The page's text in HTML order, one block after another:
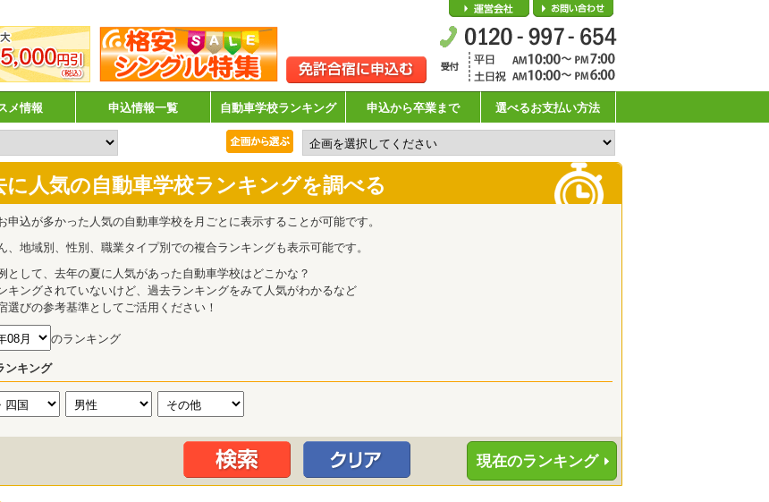
会社概要
メ情報 申込情報一覧 自動車学校ランキング 申込から卒業まで 選べるお支払い方法
に人気の自動車学校ランキングを調べる
申込が多かった人気の自動車学校を月ごとに表示することが可能です。
、地域別、性別、職業タイプ別での複合ランキングも表示可能です。
として、去年の夏に人気があった自動車学校はどこかな？
キングされていないけど、過去ランキングをみて人気がわかるなど
選びの参考基準としてご活用ください！
のランキング
ンキング
現在のランキング